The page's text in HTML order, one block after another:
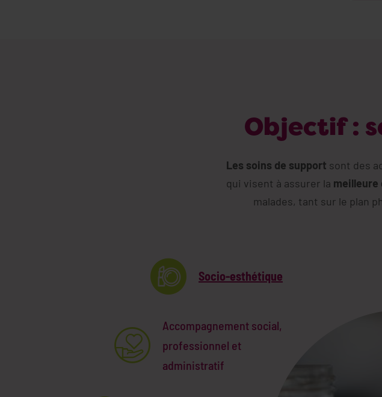
Objectif :
Les soins de support sont des
qui visent à assurer la meilleure
malades, tant sur le plan
Socio-esthétique
Accompagnement social,
professionnel et
administratif